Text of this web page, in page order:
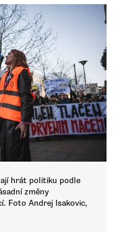
hrát politiku podle
změny
Foto Andrej Isakovic,